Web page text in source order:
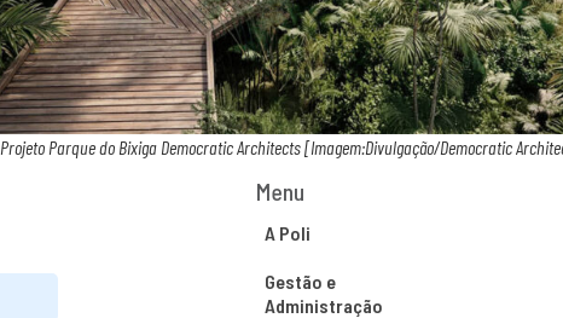
Projeto Parque do Bixiga Democratic Architects [Imagem:Divulgação/Democratic
Menu
A Poli
Gestão e
Administração